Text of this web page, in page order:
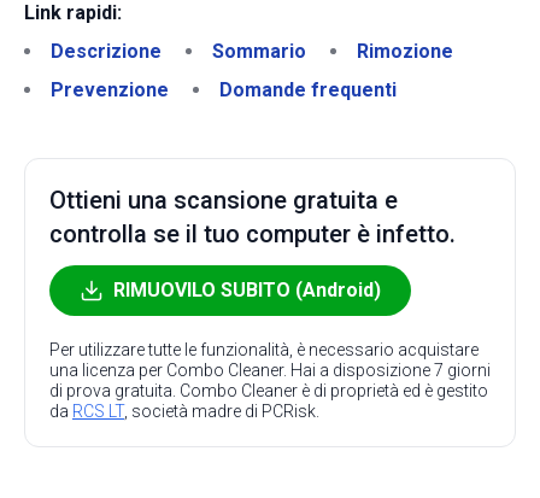
Link rapidi:
Descrizione
Sommario
Rimozione
Prevenzione
Domande frequenti
Ottieni una scansione gratuita e
controlla se il tuo computer è infetto.
RIMUOVILO SUBITO (Android)
Per utilizzare tutte le funzionalità, è necessario acquistare
una licenza per Combo Cleaner. Hai a disposizione 7 giorni
di prova gratuita. Combo Cleaner è di proprietà ed è gestito
da RCS LT, società madre di PCRisk.